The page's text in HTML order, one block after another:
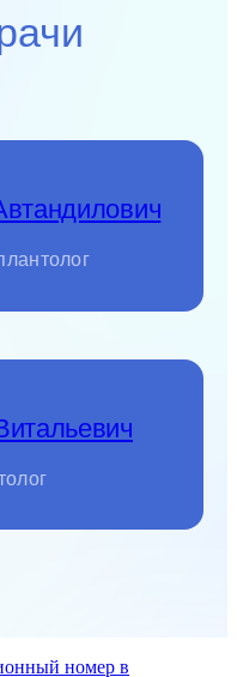
номер в